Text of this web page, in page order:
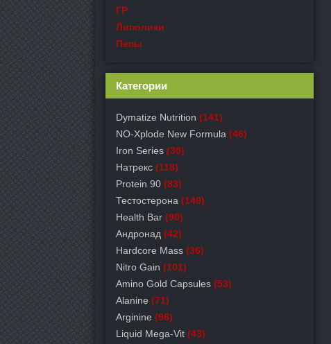
ГР
Липолики
Пепы
Категории
Dymatize Nutrition (141)
NO-Xplode New Formula (46)
Iron Series (30)
Натрекс (118)
Protein 90 (83)
Тестостерона (149)
Health Bar (90)
Андронад (42)
Hardcore Mass (36)
Nitro Gain (101)
Amino Gold Capsules (53)
Alanine (71)
Arginine (96)
Liquid Mega-Vit (43)